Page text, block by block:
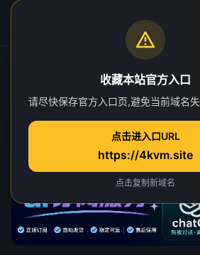
请先登录并开通VIP会员
重试 关闭
超人
4K 视频无法播放
收藏本站官方入口
请尽快保存官方入口页,避免当前域名
点击进入口URL
https://4kvm.site
点击复制新域名